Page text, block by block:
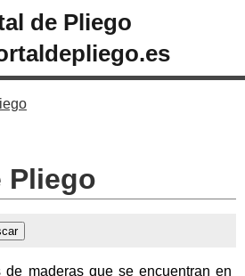
de Pliego
Pliego
de maderas que se encuentran en